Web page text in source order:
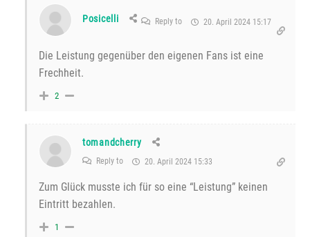
Posicelli Reply to 20. April 2024 15:17
Die Leistung gegenüber den eigenen Fans ist eine
Frechheit.
2
tomandcherry
Reply to 20. April 2024 15:33
Zum Glück musste ich für so eine “Leistung” keinen
Eintritt bezahlen.
1